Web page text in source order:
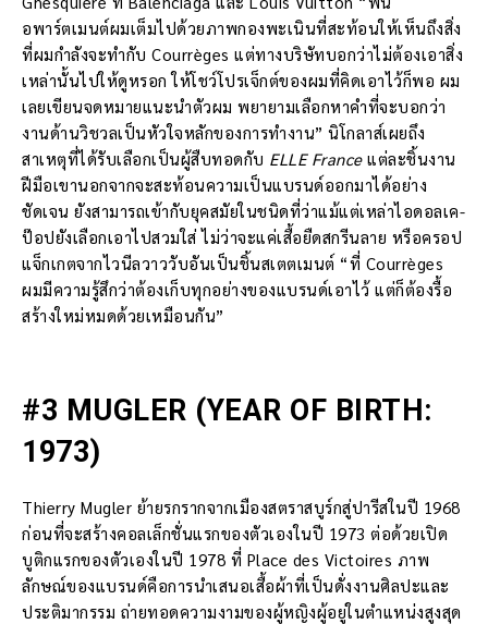
อพาร์ตเมนต์ผมเต็มไปด้วยภาพกองพะเนินที่สะท้อนให้เห็นถึงสิ่ง
ที่ผมกำลังจะทำกับ Courrèges แต่ทางบริษัทบอกว่าไม่ต้องเอาสิ่ง
เหล่านั้นไปให้ดูหรอก ให้โชว์โปรเจ็กต์ของผมที่คิดเอาไว้ก็พอ ผม
เลยเขียนจดหมายแนะนำตัวผม พยายามเลือกหาคำที่จะบอกว่า
งานด้านวิชวลเป็นหัวใจหลักของการทำงาน” นิโกลาส์เผยถึง
สาเหตุที่ได้รับเลือกเป็นผู้สืบทอดกับ ELLE France แต่ละชิ้นงาน
ฝีมือเขานอกจากจะสะท้อนความเป็นแบรนด์ออกมาได้อย่าง
ชัดเจน ยังสามารถเข้ากับยุคสมัยในชนิดที่ว่าแม้แต่เหล่าไอดอลเค-
ป๊อปยังเลือกเอาไปสวมใส่ ไม่ว่าจะแค่เสื้อยืดสกรีนลาย หรือครอป
แจ็กเกตจากไวนีลวาววับอันเป็นชิ้นสเตตเมนต์ “ที่ Courrèges
ผมมีความรู้สึกว่าต้องเก็บทุกอย่างของแบรนด์เอาไว้ แต่ก็ต้องรื้อ
สร้างใหม่หมดด้วยเหมือนกัน”
#3 MUGLER (YEAR OF BIRTH:
1973)
Thierry Mugler ย้ายรกรากจากเมืองสตราสบูร์กสู่ปารีสในปี 1968
ก่อนที่จะสร้างคอลเล็กชั่นแรกของตัวเองในปี 1973 ต่อด้วยเปิด
บูติกแรกของตัวเองในปี 1978 ที่ Place des Victoires ภาพ
ลักษณ์ของแบรนด์คือการนำเสนอเสื้อผ้าที่เป็นดั่งงานศิลปะและ
ประติมากรรม ถ่ายทอดความงามของผู้หญิงผู้อยู่ในตำแหน่งสูงสุด